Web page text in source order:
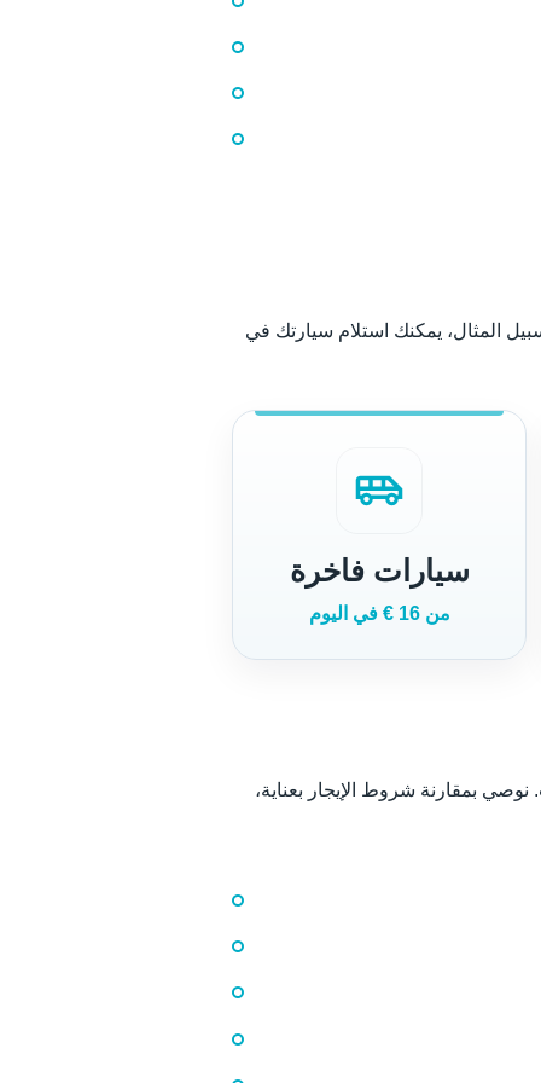
المثال، يمكنك استلام سيارتك في
airport_shuttle
سيارات فاخرة
من 16 € في اليوم
بمقارنة شروط الإيجار بعناية،